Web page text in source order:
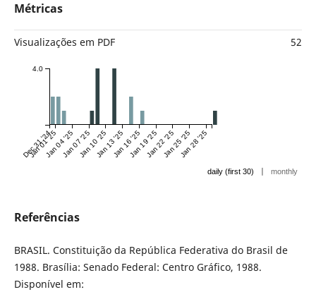
Métricas
Visualizações em PDF 52
Dec 31 '24
Jan 01 '25Jan 04 '25Jan 07 '25Jan 10 '25Jan 13 '25Jan 16 '25Jan 19 '25Jan 22 '25Jan 25 '25Jan 28 '25
4.0
daily (first 30) | monthly
Referências
BRASIL. Constituição da República Federativa do Brasil de
1988. Brasília: Senado Federal: Centro Gráfico, 1988.
Disponível em: